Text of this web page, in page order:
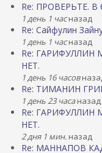
Re: ПРОВЕРЬТЕ. В
1 день 1 часназад
Re: Сайфулин
1 день 1 часназад
Re: ГАРИФУЛЛИН
НЕТ.
1 день 16 часов
Re: ТИМАНИН
1 день 23 часаназад
Re: ГАРИФУЛЛИН
НЕТ.
2 дня 1 мин. назад
Re: МАННАПОВ